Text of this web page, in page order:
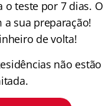
o teste por 7 dias. O
sua preparação!
de volta!
não estão